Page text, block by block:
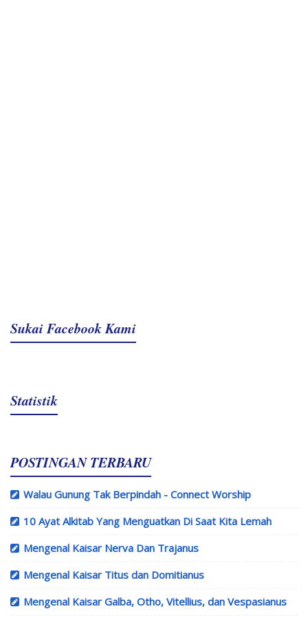
Sukai Facebook Kami
Statistik
POSTINGAN TERBARU
Walau Gunung Tak Berpindah - Connect Worship
10 Ayat Alkitab Yang Menguatkan Di Saat Kita Lemah
Mengenal Kaisar Nerva Dan Trajanus
Mengenal Kaisar Titus dan Domitianus
Mengenal Kaisar Galba, Otho, Vitellius, dan Vespasianus